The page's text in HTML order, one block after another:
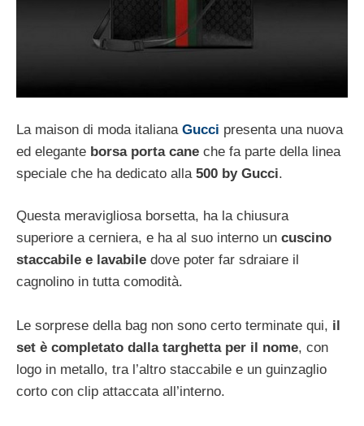
La maison di moda italiana Gucci presenta una nuova
ed elegante borsa porta cane che fa parte della linea
speciale che ha dedicato alla 500 by Gucci.
Questa meravigliosa borsetta, ha la chiusura
superiore a cerniera, e ha al suo interno un cuscino
staccabile e lavabile dove poter far sdraiare il
cagnolino in tutta comodità.
Le sorprese della bag non sono certo terminate qui, il
set è completato dalla targhetta per il nome, con
logo in metallo, tra l’altro staccabile e un guinzaglio
corto con clip attaccata all’interno.